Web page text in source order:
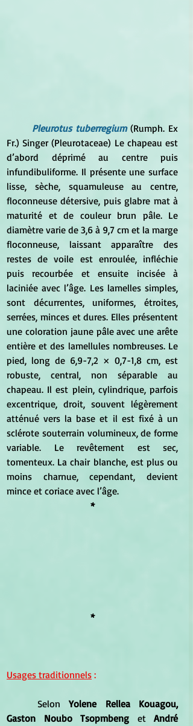
Pleurotus tuberregium (Rumph. Ex
Fr.) Singer (Pleurotaceae) Le chapeau est
d’abord déprimé au centre puis
infundibuliforme. Il présente une surface
lisse, sèche, squamuleuse au centre,
floconneuse détersive, puis glabre mat à
maturité et de couleur brun pâle. Le
diamètre varie de 3,6 à 9,7 cm et la marge
floconneuse, laissant apparaître des
restes de voile est enroulée, infléchie
puis recourbée et ensuite incisée à
laciniée avec l’âge. Les lamelles simples,
sont décurrentes, uniformes, étroites,
serrées, minces et dures. Elles présentent
une coloration jaune pâle avec une arête
entière et des lamellules nombreuses. Le
pied, long de 6,9-7,2 × 0,7-1,8 cm, est
robuste, central, non séparable au
chapeau. Il est plein, cylindrique, parfois
excentrique, droit, souvent légèrement
atténué vers la base et il est fixé à un
sclérote souterrain volumineux, de forme
variable. Le revêtement est sec,
tomenteux. La chair blanche, est plus ou
moins charnue, cependant, devient
mince et coriace avec l’âge.
*
*
Usages traditionnels :
	Selon
Yolene Rellea Kouagou,
Gaston Noubo Tsopmbeng et André